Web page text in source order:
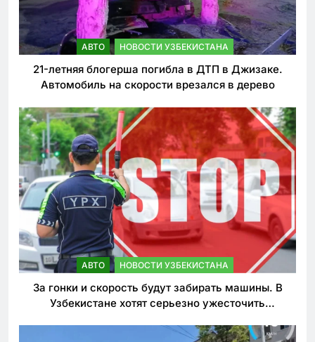
АВТО НОВОСТИ УЗБЕКИСТАНА
21-летняя блогерша погибла в ДТП в Джизаке.
Автомобиль на скорости врезался в дерево
АВТО НОВОСТИ УЗБЕКИСТАНА
За гонки и скорость будут забирать машины. В
Узбекистане хотят серьезно ужесточить